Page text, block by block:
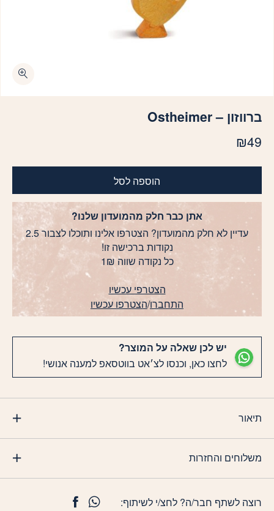
ברווזון – Ostheimer
₪49
הוספה לסל
אתן כבר חלק מהמועדון שלנו?
עדיין לא חלק מהמועדון? הצטרפו אלינו ותוכלו לצבור 2.5
נקודות ברכישה זו!
כל נקודה שווה 1₪
הצטרפי עכשיו
התחברו/הצטרפו עכשיו
יש לכן שאלה על המוצר?
לחצו כאן, וכנסו לצ׳אט בווטסאפ למענה אנושי!
תיאור
משלוחים והחזרות
רוצה לשתף חבר/ה? לחצ/י לשיתוף: